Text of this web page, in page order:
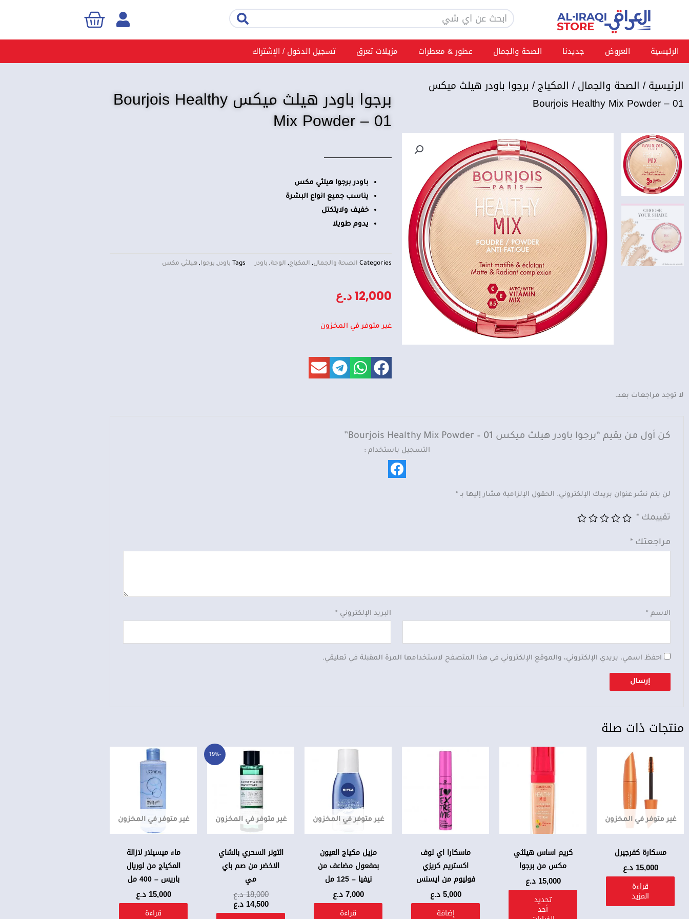
Search
Search
Cart
الرئيسية العروض جديدنا الصحة والجمال عطور & معطرات مزيلات تعرق تسجيل الدخول / الإشتراك
الرئيسية/ الصحة والجمال/ المكياج/ برجوا باودر هيلث ميكس
Bourjois Healthy Mix Powder – 01
برجوا باودر هيلث ميكس Bourjois Healthy
Mix Powder – 01
باودر برجوا هيلثي مكس
يناسب جميع انواع البشرة
خفيف ولايتكتل
يدوم طويلا
Categories الصحة والجمال, المكياج, الوجة, باودر Tags باودر, برجوا,هيلثي مكس
12,000د.ع
غير متوفر في المخزون
لا توجد مراجعات بعد.
كن أول من يقيم “برجوا باودر هيلث ميكس Bourjois Healthy Mix Powder – 01”
التسجيل باستخدام :
لن يتم نشر عنوان بريدك الإلكتروني. الحقول الإلزامية مشار إليها بـ*
تقييمك*
مراجعتك*
الاسم* البريد الإلكتروني *
احفظ اسمي، بريدي الإلكتروني، والموقع الإلكتروني في هذا المتصفح لاستخدامها المرة المقبلة في تعليقي.
منتجات ذات صلة
غير متوفر في المخزون
مسكارة كفرجيرل
15,000 د.ع
قراءة
المزيد
كريم اساس هيلثي
مكس من برجوا
15,000 د.ع
تحديد
أحد
المنتج.
على
ماسكارا اي لوف
اكستريم كريزي
فوليوم من ايسنس
5,000د.ع
إضافة
غير متوفر في المخزون
مزيل مكياج العيون
بمفعول مضاعف من
نيفيا – 125 مل
7,000د.ع
قراءة
-19%
غير متوفر في المخزون
التونر السحري بالشاي
الاخضر من صم باي
مي
18,000د.ع
السعر
الأصلي
14,500 د.ع
السعر
الحالي
غير متوفر في المخزون
ماء ميسيلار لازالة
المكياج من لوريال
باريس – 400 مل
15,000 د.ع
قراءة